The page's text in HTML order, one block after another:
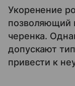
Укоренение
позволяющий
черенка.
допускают
привести к